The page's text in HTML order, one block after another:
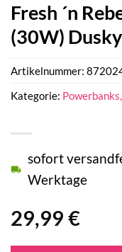
Fresh ´n
(30W)
29,99 €
sofort
Werktage
Artikelnummer:
Kategorie: